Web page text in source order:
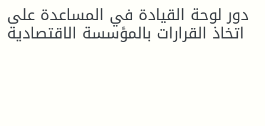
دور لوحة القيادة في المساعدة على
اتخاذ القرارات بالمؤسسة الاقتصادية